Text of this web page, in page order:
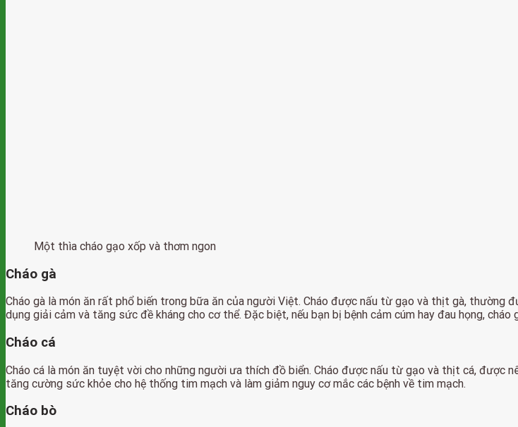
Một thìa cháo gạo xốp và thơm ngon
Cháo gà
Cháo gà là món ăn rất phổ biến trong bữa ăn của người Việt. Cháo được nấu từ gạo và thịt gà, thường
dụng giải cảm và tăng sức đề kháng cho cơ thể. Đặc biệt, nếu bạn bị bệnh cảm cúm hay đau họng,
Cháo cá
Cháo cá là món ăn tuyệt vời cho những người ưa thích đồ biển. Cháo được nấu từ gạo và thịt cá, được
tăng cường sức khỏe cho hệ thống tim mạch và làm giảm nguy cơ mắc các bệnh về tim mạch.
Cháo bò